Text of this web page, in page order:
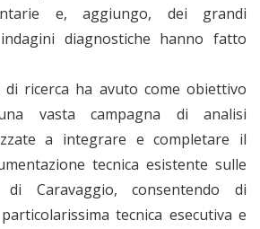
e, aggiungo, dei grandi
diagnostiche hanno fatto
ricerca ha avuto come obiettivo
vasta campagna di analisi
a integrare e completare il
tecnica esistente sulle
Caravaggio, consentendo di
tecnica esecutiva e